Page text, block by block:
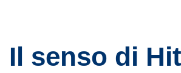
Il senso di